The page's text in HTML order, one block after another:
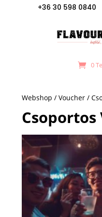
+36 30 598
0
Webshop / Voucher/
Csoportos